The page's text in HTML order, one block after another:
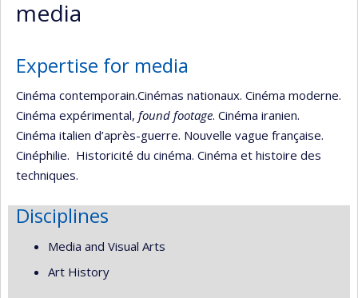
media
Expertise for media
Cinéma contemporain.Cinémas nationaux. Cinéma moderne.
Cinéma expérimental, found footage. Cinéma iranien.
Cinéma italien d’après-guerre. Nouvelle vague française.
Cinéphilie. Historicité du cinéma. Cinéma et histoire des
techniques.
Disciplines
Media and Visual Arts
Art History